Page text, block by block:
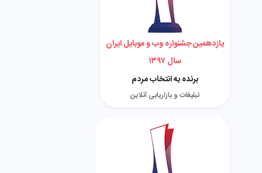
یازدهمین جشنواره وب و موبایل ایران
سال ۱۳۹۷
برنده به انتخاب مردم
تبلیغات و بازاریابی آنلاین